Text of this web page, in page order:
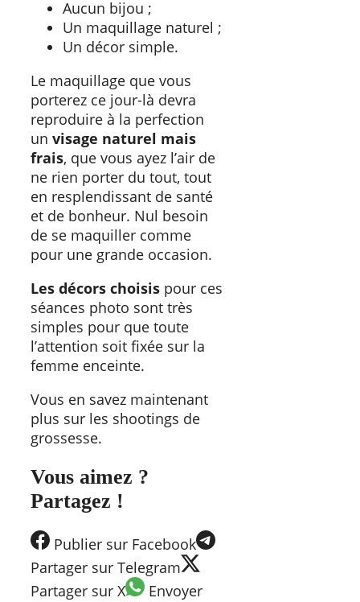
Aucun bijou ;
Un maquillage naturel ;
Un décor simple.
Le maquillage que vous
porterez ce jour-là devra
reproduire à la perfection
un visage naturel mais
frais, que vous ayez l’air de
ne rien porter du tout, tout
en resplendissant de santé
et de bonheur. Nul besoin
de se maquiller comme
pour une grande occasion.
Les décors choisis pour ces
séances photo sont très
simples pour que toute
l’attention soit fixée sur la
femme enceinte.
Vous en savez maintenant
plus sur les shootings de
grossesse.
Vous aimez ?
Partagez !
Publier sur Facebook
Partager sur Telegram
Partager sur X
Envoyer